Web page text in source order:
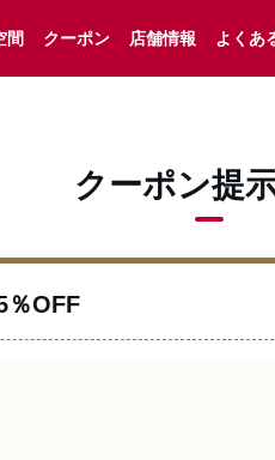
間 クーポン 店舗情報 よくあ
クーポン提
％OFF